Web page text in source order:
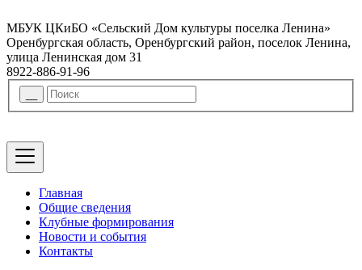
МБУК ЦКиБО «Сельский Дом культуры поселка Ленина»
Оренбургская область, Оренбургский район, поселок Ленина,
улица Ленинская дом 31
8922-886-91-96
Главная
Общие сведения
Клубные формирования
Новости и события
Контакты